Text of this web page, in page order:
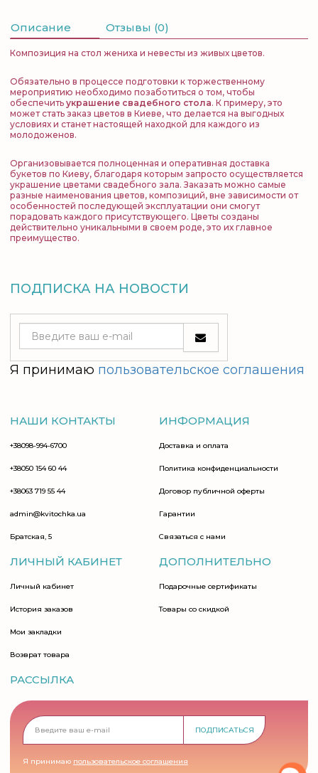
Описание Отзывы (0)
Композиция на стол жениха и невесты из живых цветов.
Обязательно в процессе подготовки к торжественному
мероприятию необходимо позаботиться о том, чтобы
обеспечить украшение свадебного стола. К примеру, это
может стать заказ цветов в Киеве, что делается на выгодных
условиях и станет настоящей находкой для каждого из
молодоженов.
Организовывается полноценная и оперативная доставка
букетов по Киеву, благодаря которым запросто осуществляется
украшение цветами свадебного зала. Заказать можно самые
разные наименования цветов, композиций, вне зависимости от
особенностей последующей эксплуатации они смогут
порадовать каждого присутствующего. Цветы созданы
действительно уникальными в своем роде, это их главное
преимущество.
ПОДПИСКА НА НОВОСТИ
Я принимаю пользовательское соглашения
НАШИ КОНТАКТЫ
+38098-994-6700
+38050 154 60 44
+38063 719 55 44
admin@kvitochka.ua
Братская, 5
ИНФОРМАЦИЯ
Доставка и оплата
Политика конфиденциальности
Договор публичной оферты
Гарантии
Связаться с нами
ЛИЧНЫЙ КАБИНЕТ
Личный кабинет
История заказов
Мои закладки
Возврат товара
ДОПОЛНИТЕЛЬНО
Подарочные сертификаты
Товары со скидкой
РАССЫЛКА
ПОДПИСАТЬСЯ
Я принимаю пользовательское соглашения